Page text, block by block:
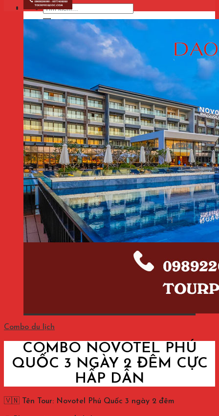
Tìm
kiếm:
Combo du lịch
COMBO NOVOTEL PHÚ
QUỐC 3 NGÀY 2 ĐÊM CỰC
HẤP DẪN
🇻🇳 Tên Tour: Novotel Phú Quốc 3 ngày 2 đêm